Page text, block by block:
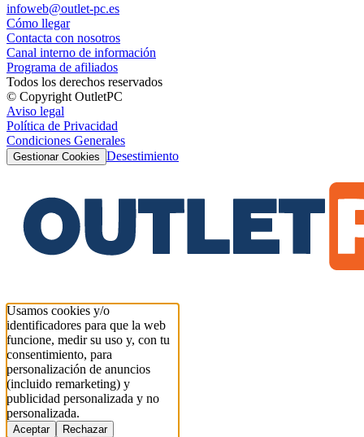
infoweb@outlet-pc.es
Cómo llegar
Contacta con nosotros
Canal interno de información
Programa de afiliados
Todos los derechos reservados
© Copyright OutletPC
Aviso legal
Política de Privacidad
Condiciones Generales
Gestionar Cookies Desestimiento
Usamos cookies y/o
identificadores para que la web
funcione, medir su uso y, con tu
consentimiento, para
personalización de anuncios
(incluido remarketing) y
publicidad personalizada y no
personalizada.
Aceptar
Rechazar